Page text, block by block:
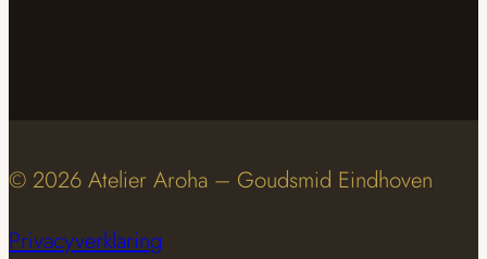
© 2026 Atelier Aroha – Goudsmid Eindhoven
Privacyverklaring